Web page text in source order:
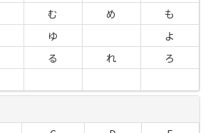
む め
も
ゆ
よ
る れ
ろ